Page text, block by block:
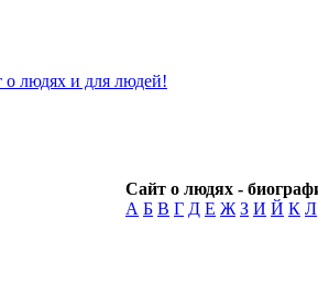
Сайт о людях -
А Б В Г Д Е Ж З И Й К Л